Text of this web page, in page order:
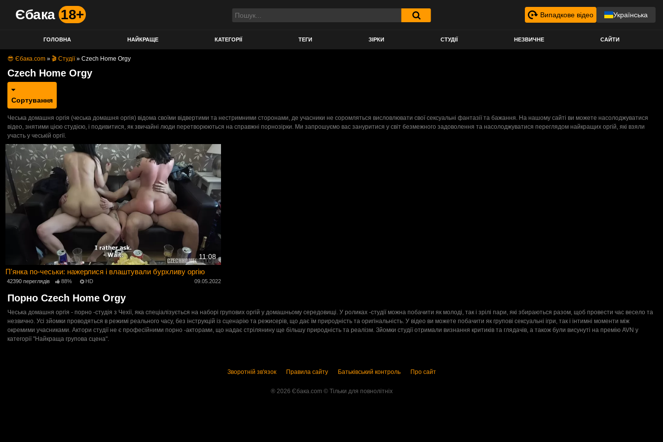
Єбака 18+ Випадкове відео Українська
ГОЛОВНА НАЙКРАЩЕ КАТЕГОРІЇ ТЕГИ ЗІРКИ СТУДІЇ НЕЗВИЧНЕ САЙТИ
😎 Єбака.com » 🎬 Студії» Czech Home Orgy
Czech Home Orgy
Сортування
Чеська домашня оргія (чеська домашня оргія) відома своїми відвертими та нестримними сторонами, де учасники не соромляться висловлювати свої сексуальні фантазії та бажання. На нашому сайті ви можете насолоджуватися
відео, знятими цією студією, і подивитися, як звичайні люди перетворюються на справжні порнозірки. Ми запрошуємо вас зануритися у світ безмежного задоволення та насолоджуватися переглядом найкращих оргій, які взяли
участь у чеській оргії.
11:08
П'янка по-чеськи: нажерлися і влаштували бурхливу оргію
42390 переглядів 88% HD 09.05.2022
Порно Czech Home Orgy
Чеська домашня оргія - порно -студія з Чехії, яка спеціалізується на наборі групових оргій у домашньому середовищі. У роликах -студії можна побачити як молоді, так і зрілі пари, які збираються разом, щоб провести час весело та
незвично. Усі зйомки проводяться в режимі реального часу, без інструкцій із сценарію та режисерів, що дає їм природність та оригінальність. У відео ви можете побачити як групові сексуальні ігри, так і інтимні моменти між
окремими учасниками. Актори студії не є професійними порно -акторами, що надає стрілянину ще більшу природність та реалізм. Зйомки студії отримали визнання критиків та глядачів, а також були висунуті на премію AVN у
категорії "Найкраща групова сцена".
Зворотній зв'язок Правила сайту Батьківський контроль Про сайт
® 2026 Єбака.com ©️ Тільки для повнолітніх